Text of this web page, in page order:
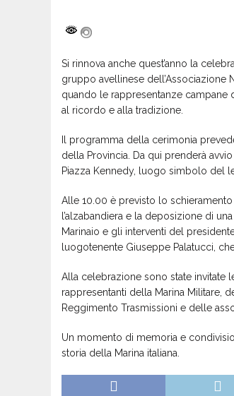
Si rinnova anche quest’anno la
gruppo avellinese dell’Associazione
quando le rappresentanze campane
al ricordo e alla tradizione.
Il programma della cerimonia
della Provincia. Da qui prenderà
Piazza Kennedy, luogo simbolo del
Alle 10.00 è previsto lo
l’alzabandiera e la deposizione di
Marinaio e gli interventi del
luogotenente Giuseppe Palatucci,
Alla celebrazione sono state invitate
rappresentanti della Marina Militare,
Reggimento Trasmissioni e delle
Un momento di memoria e
storia della Marina italiana.